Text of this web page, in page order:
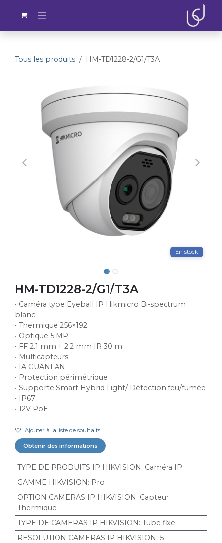
Tous les produits HM-TD1228-2/G1/T3A
En stock
HM-TD1228-2/G1/T3A
• Caméra type Eyeball IP Hikmicro Bi-spectrum
blanc
• Thermique 256×192
• Optique 5 MP
• FF 2.1 mm + 2.2 mm IR 30 m
• Multicapteurs
• IA GUANLAN
• Protection périmétrique
• Supporte Smart Hybrid Light/ Détection feu/fumée
• IP67
• 12V PoE
Ajouter à la liste de souhaits
Obtenir des informations
TYPE DE PRODUITS IP HIKVISION : Caméra IP
GAMME HIKVISION : Pro
OPTION CAMERAS IP HIKVISION : Capteur
Thermique
TYPE DE CAMERAS IP HIKVISION : Tube fixe
RESOLUTION CAMERAS IP HIKVISION : 5